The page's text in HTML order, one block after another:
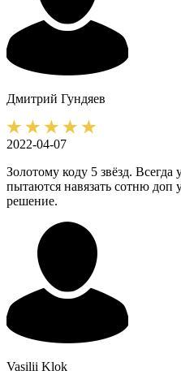
Дмитрий Гундяев
2022-04-07
Золотому коду 5 звёзд.
пытаются навязать сотню доп
решение.
Vasilii Klok